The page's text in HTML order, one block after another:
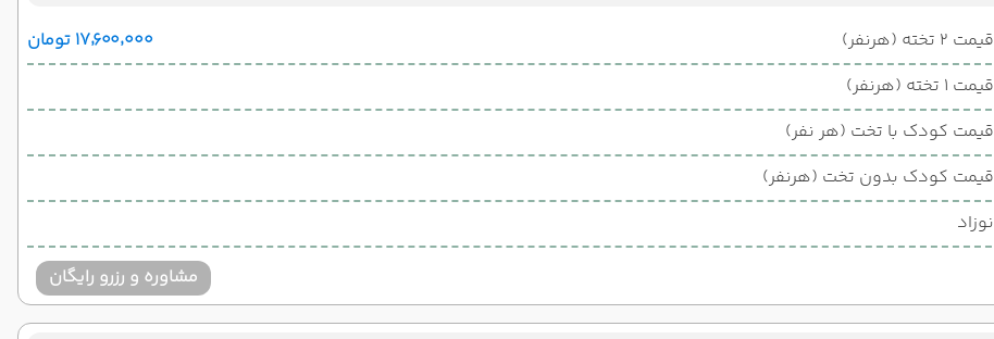
قیمت 2 تخته (هرنفر)
۱۷٬۶۰۰٬۰۰۰ تومان
قیمت 1 تخته (هرنفر)
قیمت کودک با تخت (هر نفر)
قیمت کودک بدون تخت (هرنفر)
نوزاد
مشاوره و رزرو رایگان